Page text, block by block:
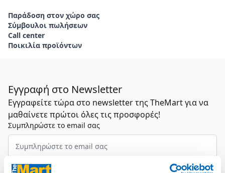
Παράδοση στον χώρο σας
Σύμβουλοι πωλήσεων
Call center
Ποικιλία προϊόντων
Εγγραφή στο Newsletter
Εγγραφείτε τώρα στο newsletter της TheMart για να
μαθαίνετε πρώτοι όλες τις προσφορές!
Συμπληρώστε το email σας
Επιλέξτε τον τομέα σας